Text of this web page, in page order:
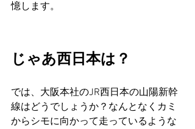
憶します。
じゃあ西日本は？
では、大阪本社のJR西日本の山陽新幹
線はどうでしょうか？なんとなくカミ
からシモに向かって走っているような